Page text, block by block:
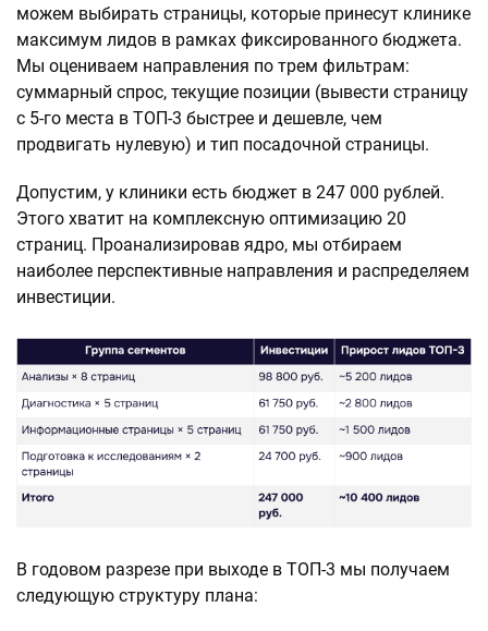
можем выбирать страницы, которые принесут клинике
максимум лидов в рамках фиксированного бюджета.
Мы оцениваем направления по трем фильтрам:
суммарный спрос, текущие позиции (вывести страницу
с 5-го места в ТОП-3 быстрее и дешевле, чем
продвигать нулевую) и тип посадочной страницы.
Допустим, у клиники есть бюджет в 247 000 рублей.
Этого хватит на комплексную оптимизацию 20
страниц. Проанализировав ядро, мы отбираем
наиболее перспективные направления и распределяем
инвестиции.
В годовом разрезе при выходе в ТОП-3 мы получаем
следующую структуру плана: